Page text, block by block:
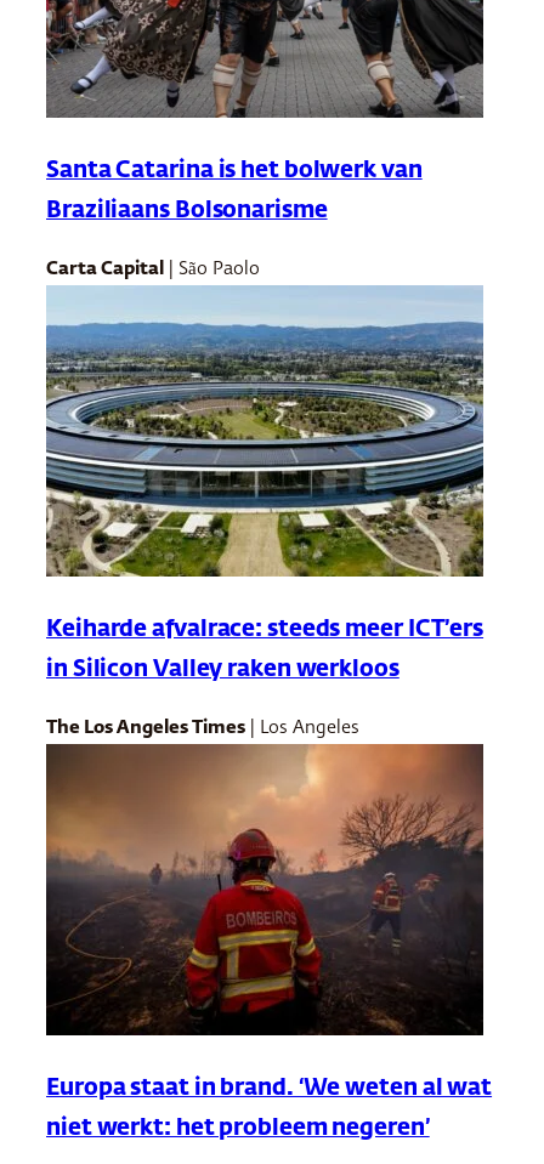
Santa Catarina is het bolwerk van
Braziliaans Bolsonarisme
Carta Capital | São Paolo
Keiharde afvalrace: steeds meer ICT’ers
in Silicon Valley raken werkloos
The Los Angeles Times | Los Angeles
Europa staat in brand. ‘We weten al wat
niet werkt: het probleem negeren’